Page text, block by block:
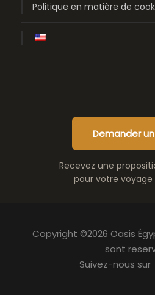
Politique en matière de
Demander
Recevez une
pour votre voyage
Copyright ©2026 Oasis
sont
Suivez-nous sur